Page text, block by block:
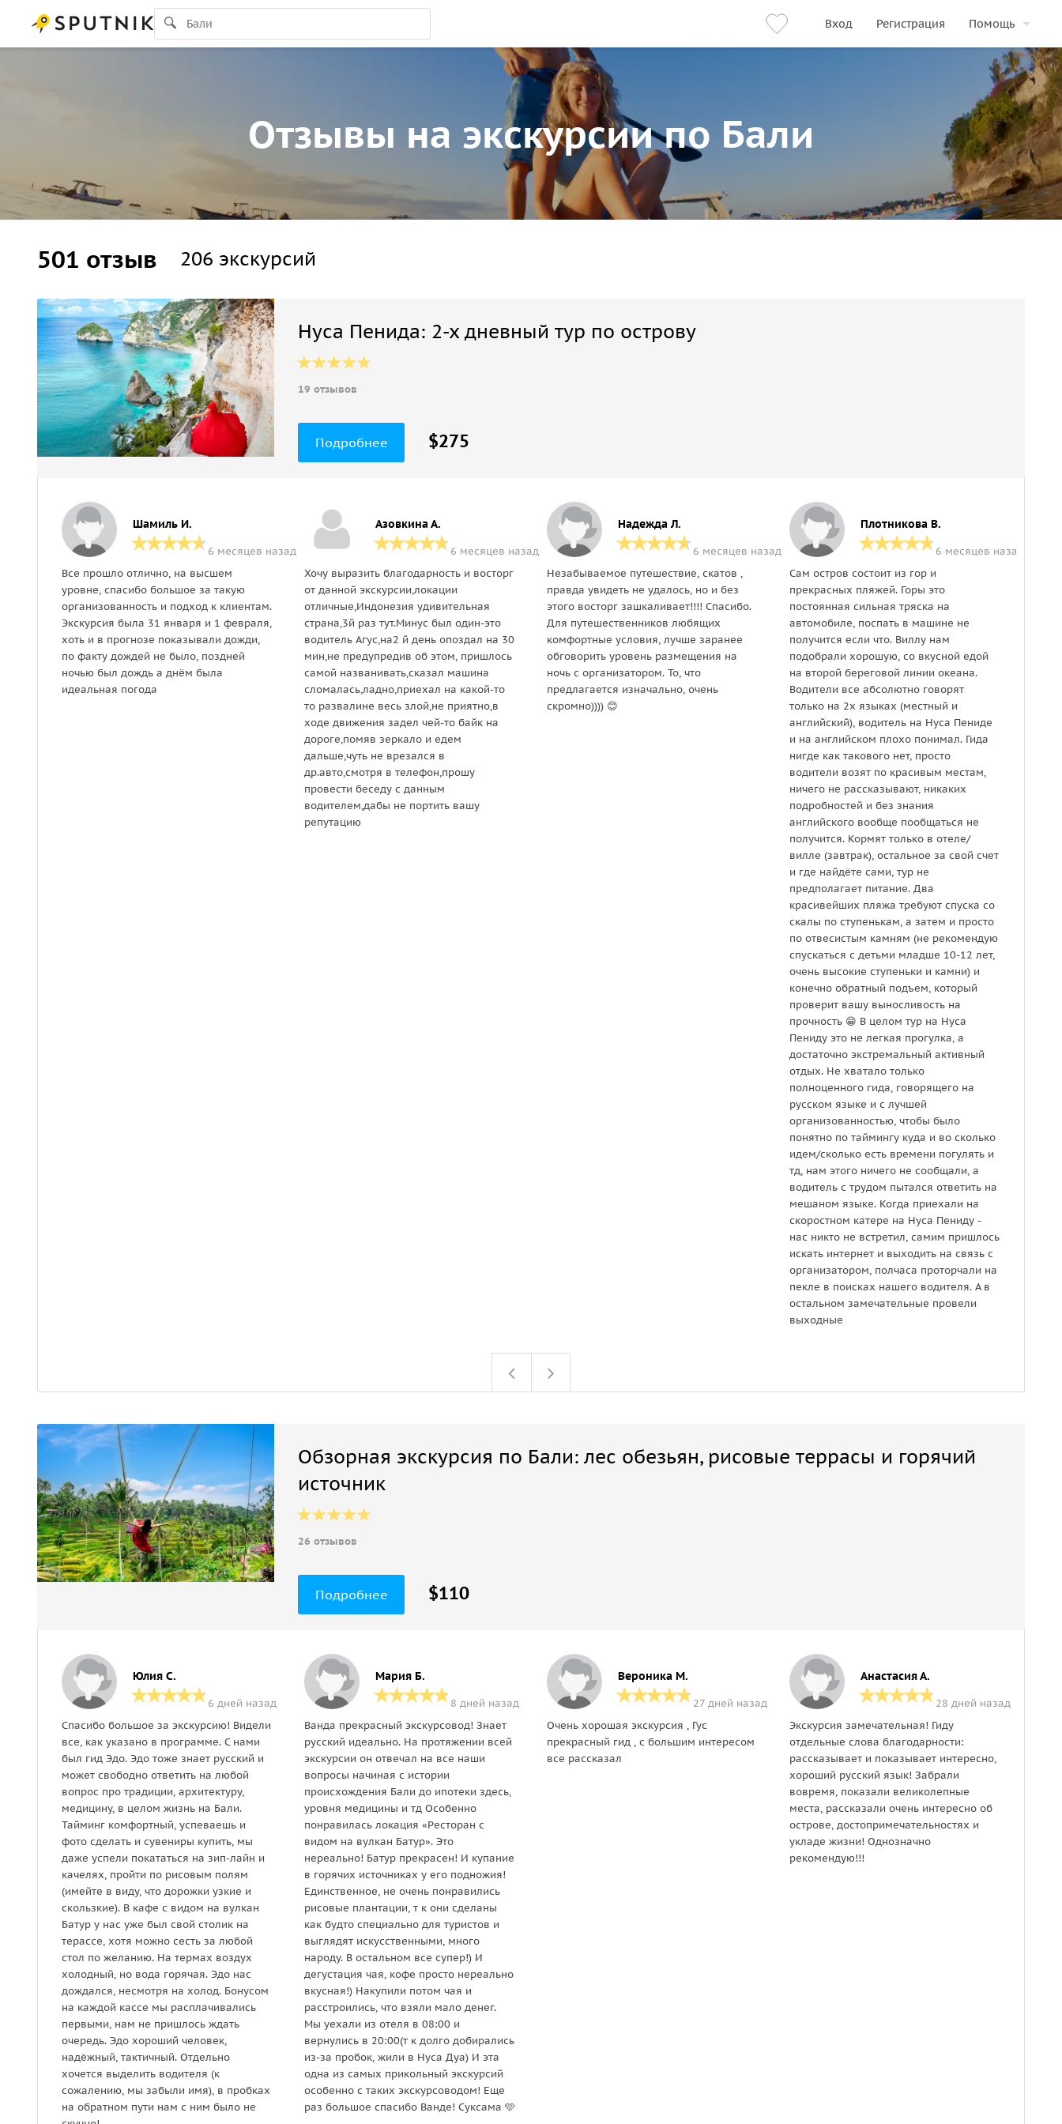
Вход Регистрация Помощь
Отзывы на экскурсии по Бали
501 отзыв 206 экскурсий
Нуса Пенида: 2-х дневный тур по острову
19 отзывов
Подробнее $275
Шамиль И.
6 месяцев назад
Все прошло отлично, на высшем
уровне, спасибо большое за такую
организованность и подход к клиентам.
Экскурсия была 31 января и 1 февраля,
хоть и в прогнозе показывали дожди,
по факту дождей не было, поздней
ночью был дождь а днём была
идеальная погода
Азовкина А.
6 месяцев назад
Хочу выразить благодарность и восторг
от данной экскурсии,локации
отличные,Индонезия удивительная
страна,3й раз тут.Минус был один-это
водитель Агус,на2 й день опоздал на 30
мин,не предупредив об этом, пришлось
самой названивать,сказал машина
сломалась,ладно,приехал на какой-то
то развалине весь злой,не приятно,в
ходе движения задел чей-то байк на
дороге,помяв зеркало и едем
дальше,чуть не врезался в
др.авто,смотря в телефон,прошу
провести беседу с данным
водителем,дабы не портить вашу
репутацию
Надежда Л.
6 месяцев назад
Незабываемое путешествие, скатов ,
правда увидеть не удалось, но и без
этого восторг зашкаливает!!!! Спасибо.
Для путешественников любящих
комфортные условия, лучше заранее
обговорить уровень размещения на
ночь с организатором. То, что
предлагается изначально, очень
скромно)))) 😊
Плотникова В.
6 месяцев назад
Сам остров состоит из гор и
прекрасных пляжей. Горы это
постоянная сильная тряска на
автомобиле, поспать в машине не
получится если что. Виллу нам
подобрали хорошую, со вкусной едой
на второй береговой линии океана.
Водители все абсолютно говорят
только на 2х языках (местный и
английский), водитель на Нуса Пениде
и на английском плохо понимал. Гида
нигде как такового нет, просто
водители возят по красивым местам,
ничего не рассказывают, никаких
подробностей и без знания
английского вообще пообщаться не
получится. Кормят только в отеле/
вилле (завтрак), остальное за свой счет
и где найдёте сами, тур не
предполагает питание. Два
красивейших пляжа требуют спуска со
скалы по ступенькам, а затем и просто
по отвесистым камням (не рекомендую
спускаться с детьми младше 10-12 лет,
очень высокие ступеньки и камни) и
конечно обратный подъем, который
проверит вашу выносливость на
прочность 😁 В целом тур на Нуса
Пениду это не легкая прогулка, а
достаточно экстремальный активный
отдых. Не хватало только
полноценного гида, говорящего на
русском языке и с лучшей
организованностью, чтобы было
понятно по таймингу куда и во сколько
идем/сколько есть времени погулять и
тд, нам этого ничего не сообщали, а
водитель с трудом пытался ответить на
мешаном языке. Когда приехали на
скоростном катере на Нуса Пениду -
нас никто не встретил, самим пришлось
искать интернет и выходить на связь с
организатором, полчаса проторчали на
пекле в поисках нашего водителя. А в
остальном замечательные провели
выходные
Обзорная экскурсия по Бали: лес обезьян, рисовые террасы и горячий
источник
26 отзывов
Подробнее $110
Юлия С.
6 дней назад
Спасибо большое за экскурсию! Видели
все, как указано в программе. С нами
был гид Эдо. Эдо тоже знает русский и
может свободно ответить на любой
вопрос про традиции, архитектуру,
медицину, в целом жизнь на Бали.
Тайминг комфортный, успеваешь и
фото сделать и сувениры купить, мы
даже успели покататься на зип-лайн и
качелях, пройти по рисовым полям
(имейте в виду, что дорожки узкие и
скользкие). В кафе с видом на вулкан
Батур у нас уже был свой столик на
терассе, хотя можно сесть за любой
стол по желанию. На термах воздух
холодный, но вода горячая. Эдо нас
дождался, несмотря на холод. Бонусом
на каждой кассе мы расплачивались
первыми, нам не пришлось ждать
очередь. Эдо хороший человек,
надёжный, тактичный. Отдельно
хочется выделить водителя (к
сожалению, мы забыли имя), в пробках
на обратном пути нам с ним было не
Мария Б.
8 дней назад
Ванда прекрасный экскурсовод! Знает
русский идеально. На протяжении всей
экскурсии он отвечал на все наши
вопросы начиная с истории
происхождения Бали до ипотеки здесь,
уровня медицины и тд Особенно
понравилась локация «Ресторан с
видом на вулкан Батур». Это
нереально! Батур прекрасен! И купание
в горячих источниках у его подножия!
Единственное, не очень понравились
рисовые плантации, т к они сделаны
как будто специально для туристов и
выглядят искусственными, много
народу. В остальном все супер!) И
дегустация чая, кофе просто нереально
вкусная!) Накупили потом чая и
расстроились, что взяли мало денег.
Мы уехали из отеля в 08:00 и
вернулись в 20:00(т к долго добирались
из-за пробок, жили в Нуса Дуа) И эта
одна из самых прикольный экскурсий
особенно с таких экскурсоводом! Еще
раз большое спасибо Ванде! Суксама 🩵
Вероника М.
27 дней назад
Очень хорошая экскурсия , Гус
прекрасный гид , с большим интересом
все рассказал
Анастасия А.
28 дней назад
Экскурсия замечательная! Гиду
отдельные слова благодарности:
рассказывает и показывает интересно,
хороший русский язык! Забрали
вовремя, показали великолепные
места, рассказали очень интересно об
острове, достопримечательностях и
укладе жизни! Однозначно
рекомендую!!!